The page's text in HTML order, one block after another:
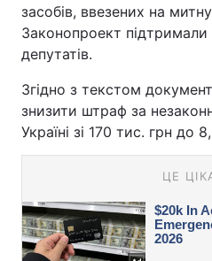
засобів, ввезених на
Законопроект
депутатів.
Згідно з текстом
знизити штраф за
Україні зі 170 тис. грн до